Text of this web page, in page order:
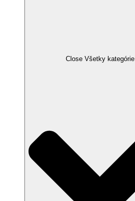
Close Všetky kategórie